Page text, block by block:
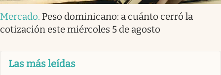
Mercado. Peso dominicano: a cuánto cerró la
cotización este miércoles 5 de agosto
Las más leídas